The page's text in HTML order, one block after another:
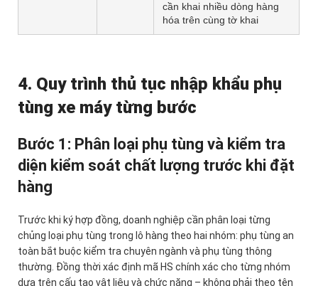
cần khai nhiều dòng hàng
hóa trên cùng tờ khai
4. Quy trình thủ tục nhập khẩu phụ
tùng xe máy từng bước
Bước 1: Phân loại phụ tùng và kiểm tra
diện kiểm soát chất lượng trước khi đặt
hàng
Trước khi ký hợp đồng, doanh nghiệp cần phân loại từng
chủng loại phụ tùng trong lô hàng theo hai nhóm: phụ tùng an
toàn bắt buộc kiểm tra chuyên ngành và phụ tùng thông
thường. Đồng thời xác định mã HS chính xác cho từng nhóm
dựa trên cấu tạo vật liệu và chức năng – không phải theo tên